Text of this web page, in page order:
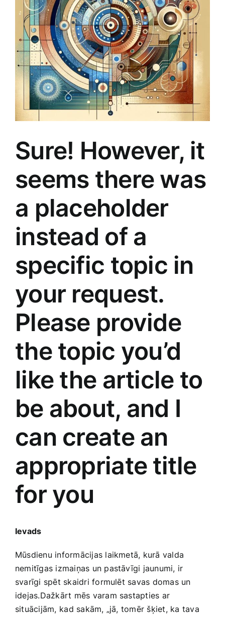
Jaunākie pārdevēji
Pirktākās preces
Raksti
Grāmatas
Gudrā māja
Mājai un remontam
Mājsaimniecības preces
Medicīnas preces
Mobilie telefoni, planšetdatori
Pakalpojumi
Pārtikas preces
Preces birojam
Smaržas, kosmētika
Sports, tūrisms un atpūta
TV un Sadzīves tehnika
Zoo preces
Sure! However, it
seems there was
a placeholder
instead of a
specific topic in
your request.
Please provide
the topic you’d
like the article to
be about, and I
can create an
appropriate title
for you
Ievads
Mūsdienu informācijas laikmetā, kurā valda
nemitīgas izmaiņas un pastāvīgi jaunumi, ir
svarīgi spēt skaidri formulēt savas domas un
idejas.Dažkārt mēs varam sastapties ar
situācijām,⁢ kad sakām, „jā, tomēr šķiet, ka tava